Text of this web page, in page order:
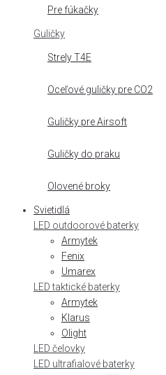
Pre fúkačky
Guličky
Strely T4E
Oceľové guličky pre CO2
Guličky pre Airsoft
Guličky do praku
Olovené broky
Svietidlá
LED outdoorové baterky
Armytek
Fenix
Umarex
LED taktické baterky
Armytek
Klarus
Olight
LED čelovky
LED ultrafialové baterky